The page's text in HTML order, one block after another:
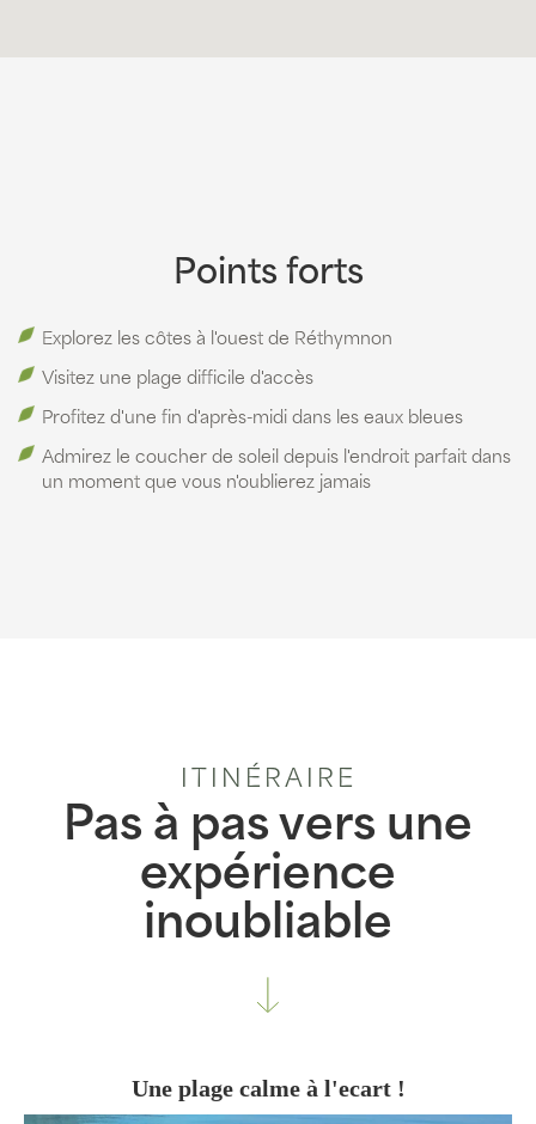
Points forts
Explorez les côtes à l'ouest de Réthymnon
Visitez une plage difficile d'accès
Profitez d'une fin d'après-midi dans les eaux bleues
Admirez le coucher de soleil depuis l'endroit parfait dans
un moment que vous n'oublierez jamais
ITINÉRAIRE
Pas à pas vers une
expérience
inoubliable
Une plage calme à l'ecart !